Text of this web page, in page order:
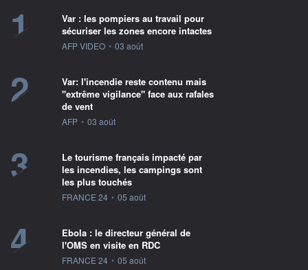
1
Var : les pompiers au travail pour
sécuriser les zones encore intactes
information fournie par
AFP VIDEO • 03 août
2
Var: l'incendie reste contenu mais
"extrême vigilance" face aux rafales
de vent
information fournie par
AFP • 03 août
3
Le tourisme français impacté par
les incendies, les campings sont
les plus touchés
information fournie par
FRANCE 24 • 05 août
4
Ebola : le directeur général de
l'OMS en visite en RDC
information fournie par
FRANCE 24 • 05 août